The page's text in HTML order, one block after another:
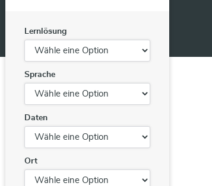
Lernlösung
Sprache
Daten
Ort